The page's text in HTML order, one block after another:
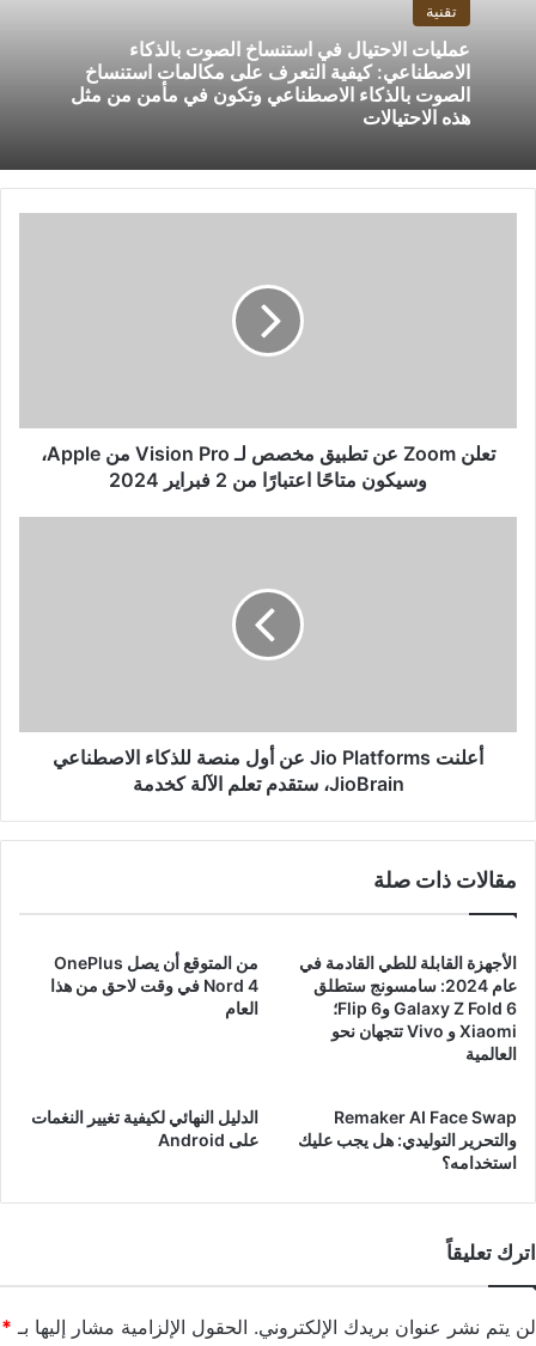
تقنية
عمليات الاحتيال في استنساخ الصوت بالذكاء
الاصطناعي: كيفية التعرف على مكالمات استنساخ
الصوت بالذكاء الاصطناعي وتكون في مأمن من مثل
هذه الاحتيالات
من
Apple،
تعلن Zoom عن تطبيق مخصص لـ Vision Pro من Apple،
وسيكون متاحًا اعتبارًا من 2 فبراير 2024
JioBrain،
ستقدم
كخدمة
أعلنت Jio Platforms عن أول منصة للذكاء الاصطناعي
JioBrain، ستقدم تعلم الآلة كخدمة
مقالات ذات صلة
الأجهزة القابلة للطي القادمة في
عام 2024: سامسونج ستطلق
Galaxy Z Fold 6 وFlip 6؛
Xiaomi و Vivo تتجهان نحو
العالمية
من المتوقع أن يصل OnePlus
Nord 4 في وقت لاحق من هذا
العام
Remaker AI Face Swap
والتحرير التوليدي: هل يجب عليك
استخدامه؟
الدليل النهائي لكيفية تغيير النغمات
على Android
اترك تعليقاً
لن يتم نشر عنوان بريدك الإلكتروني. الحقول الإلزامية مشار إليها بـ *